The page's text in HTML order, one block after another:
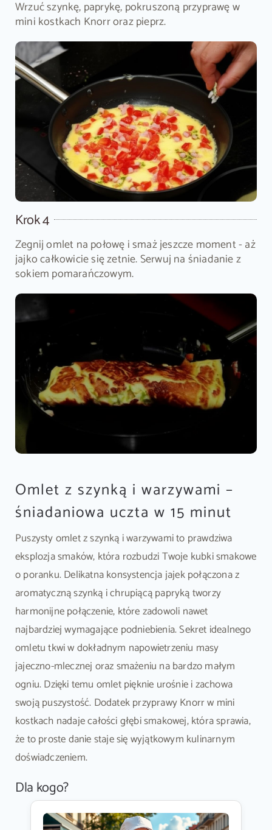
Wrzuć szynkę, paprykę, pokruszoną przyprawę w
mini kostkach Knorr oraz pieprz.
Krok 4
Zegnij omlet na połowę i smaż jeszcze moment - aż
jajko całkowicie się zetnie. Serwuj na śniadanie z
sokiem pomarańczowym.
Omlet z szynką i warzywami –
śniadaniowa uczta w 15 minut
Puszysty omlet z szynką i warzywami to prawdziwa
eksplozja smaków, która rozbudzi Twoje kubki smakowe
o poranku. Delikatna konsystencja jajek połączona z
aromatyczną szynką i chrupiącą papryką tworzy
harmonijne połączenie, które zadowoli nawet
najbardziej wymagające podniebienia. Sekret idealnego
omletu tkwi w dokładnym napowietrzeniu masy
jajeczno-mlecznej oraz smażeniu na bardzo małym
ogniu. Dzięki temu omlet pięknie urośnie i zachowa
swoją puszystość. Dodatek przyprawy Knorr w mini
kostkach nadaje całości głębi smakowej, która sprawia,
że to proste danie staje się wyjątkowym kulinarnym
doświadczeniem.
Dla kogo?